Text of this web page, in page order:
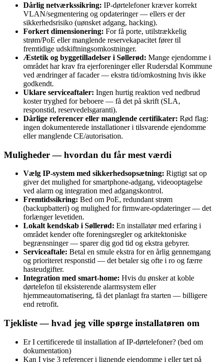
Dårlig netværkssikring: IP‑dørtelefoner kræver korrekt
VLAN/segmentering og opdateringer — ellers er der
sikkerhedsrisiko (uønsket adgang, hacking).
Forkert dimensionering: For få porte, utilstrækkelig
strøm/PoE eller manglende reservekapacitet fører til
fremtidige udskiftningsomkostninger.
Æstetik og byggetilladelser i Søllerød: Mange ejendomme i
området har krav fra ejerforeninger eller Rudersdal Kommune
ved ændringer af facader — ekstra tid/omkostning hvis ikke
godkendt.
Uklare serviceaftaler: Ingen hurtig reaktion ved nedbrud
koster tryghed for beboere — få det på skrift (SLA,
responstid, reservedelsgaranti).
Dårlige referencer eller manglende certifikater: Rød flag:
ingen dokumenterede installationer i tilsvarende ejendomme
eller manglende CE/autorisation.
Muligheder — hvordan du får mest værdi
Vælg IP‑system med sikkerhedsopsætning: Rigtigt sat op
giver det mulighed for smartphone‑adgang, videooptagelse
ved alarm og integration med adgangskontrol.
Fremtidssikring: Bed om PoE, redundant strøm
(backupbatteri) og mulighed for firmware‑opdateringer — det
forlænger levetiden.
Lokalt kendskab i Søllerød: En installatør med erfaring i
området kender ofte foreningsregler og arkitektoniske
begrænsninger — sparer dig god tid og ekstra gebyrer.
Serviceaftale: Betal en smule ekstra for en årlig gennemgang
og prioriteret responstid — det betaler sig ofte i ro og færre
hasteudgifter.
Integration med smart‑home: Hvis du ønsker at koble
dørtelefon til eksisterende alarmsystem eller
hjemmeautomatisering, få det planlagt fra starten — billigere
end retrofit.
Tjekliste — hvad jeg ville spørge installatøren om
Er I certificerede til installation af IP‑dørtelefoner? (bed om
dokumentation)
Kan I vise 3 referencer i lignende ejendomme i eller tæt på